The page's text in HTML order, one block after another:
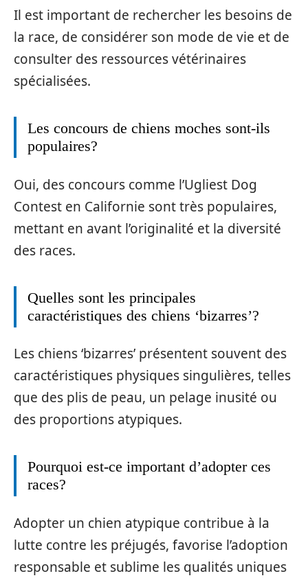
Il est important de rechercher les besoins de
la race, de considérer son mode de vie et de
consulter des ressources vétérinaires
spécialisées.
Les concours de chiens moches sont-ils
populaires?
Oui, des concours comme l’Ugliest Dog
Contest en Californie sont très populaires,
mettant en avant l’originalité et la diversité
des races.
Quelles sont les principales
caractéristiques des chiens ‘bizarres’?
Les chiens ‘bizarres’ présentent souvent des
caractéristiques physiques singulières, telles
que des plis de peau, un pelage inusité ou
des proportions atypiques.
Pourquoi est-ce important d’adopter ces
races?
Adopter un chien atypique contribue à la
lutte contre les préjugés, favorise l’adoption
responsable et sublime les qualités uniques